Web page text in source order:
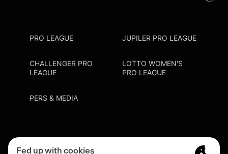
PRO LEAGUE JUPILER PRO LEAGUE
CHALLENGER PRO
LEAGUE
LOTTO WOMEN'S
PRO LEAGUE
PERS & MEDIA